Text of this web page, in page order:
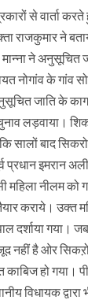
से वार्ता करते
राजकुमार ने
मान्ना ने
नोगांव के गांव
जाति के
लड़वाया।
सालों बाद
प्रधान इमरान
महिला नीलम को
कराये। उक्त
दर्शाया गया।
नहीं है ओर
हो गया।
विधायक द्वारा